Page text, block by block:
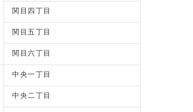
関目四丁目
関目五丁目
関目六丁目
中央一丁目
中央二丁目